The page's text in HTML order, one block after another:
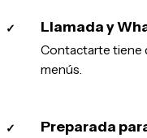
✓ Llamada y
Contactarte tiene
menús.
✓ Preparada